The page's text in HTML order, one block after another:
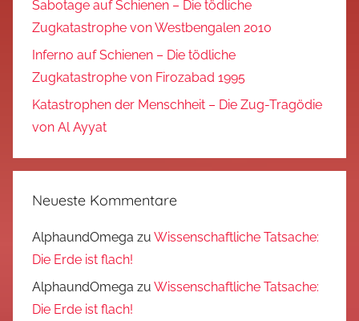
Sabotage auf Schienen – Die tödliche
Zugkatastrophe von Westbengalen 2010
Inferno auf Schienen – Die tödliche
Zugkatastrophe von Firozabad 1995
Katastrophen der Menschheit – Die Zug-Tragödie
von Al Ayyat
Neueste Kommentare
AlphaundOmega zu Wissenschaftliche Tatsache:
Die Erde ist flach!
AlphaundOmega zu Wissenschaftliche Tatsache:
Die Erde ist flach!